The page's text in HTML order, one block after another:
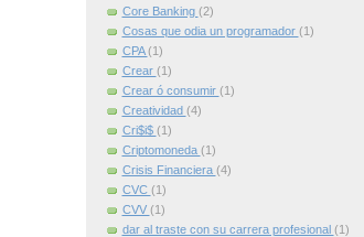
Core Banking (2)
Cosas que odia un programador (1)
CPA(1)
Crear (1)
Crear ó consumir (1)
Creatividad (4)
Cri$i$ (1)
Criptomoneda (1)
Crisis Financiera (4)
CVC (1)
CVV (1)
dar al traste con su carrera profesional (1)